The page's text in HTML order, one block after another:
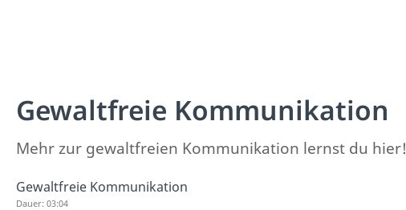
Gewaltfreie Kommunikation
Mehr zur gewaltfreien Kommunikation lernst du hier!
Gewaltfreie Kommunikation
Dauer: 03:04